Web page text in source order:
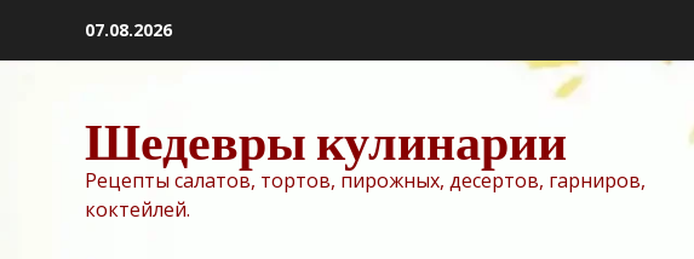
07.08.2026
Шедевры кулинарии
Рецепты салатов, тортов, пирожных, десертов, гарниров,
коктейлей.